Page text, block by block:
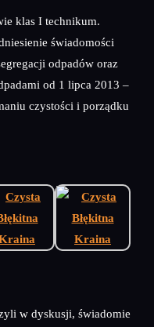
klas I technikum.
świadomości
odpadów oraz
od 1 lipca 2013 –
czystości i porządku
w dyskusji, świadomie